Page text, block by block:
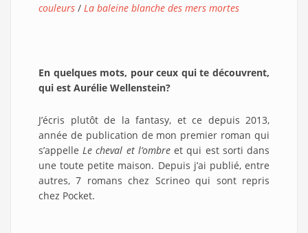
couleurs / La baleine blanche des mers mortes
En quelques mots, pour ceux qui te découvrent,
qui est Aurélie Wellenstein?
J’écris plutôt de la fantasy, et ce depuis 2013,
année de publication de mon premier roman qui
s’appelleLe cheval et l’ombreet qui est sorti dans
une toute petite maison. Depuis j’ai publié, entre
autres, 7 romans chez Scrineo qui sont repris
chez Pocket.